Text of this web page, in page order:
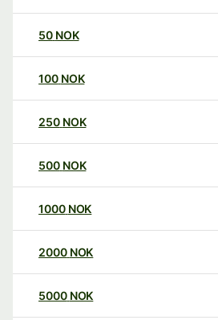
50 NOK
100 NOK
250 NOK
500 NOK
1000 NOK
2000 NOK
5000 NOK